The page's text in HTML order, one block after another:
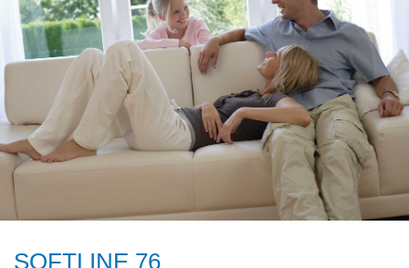
SOFTLINE 76